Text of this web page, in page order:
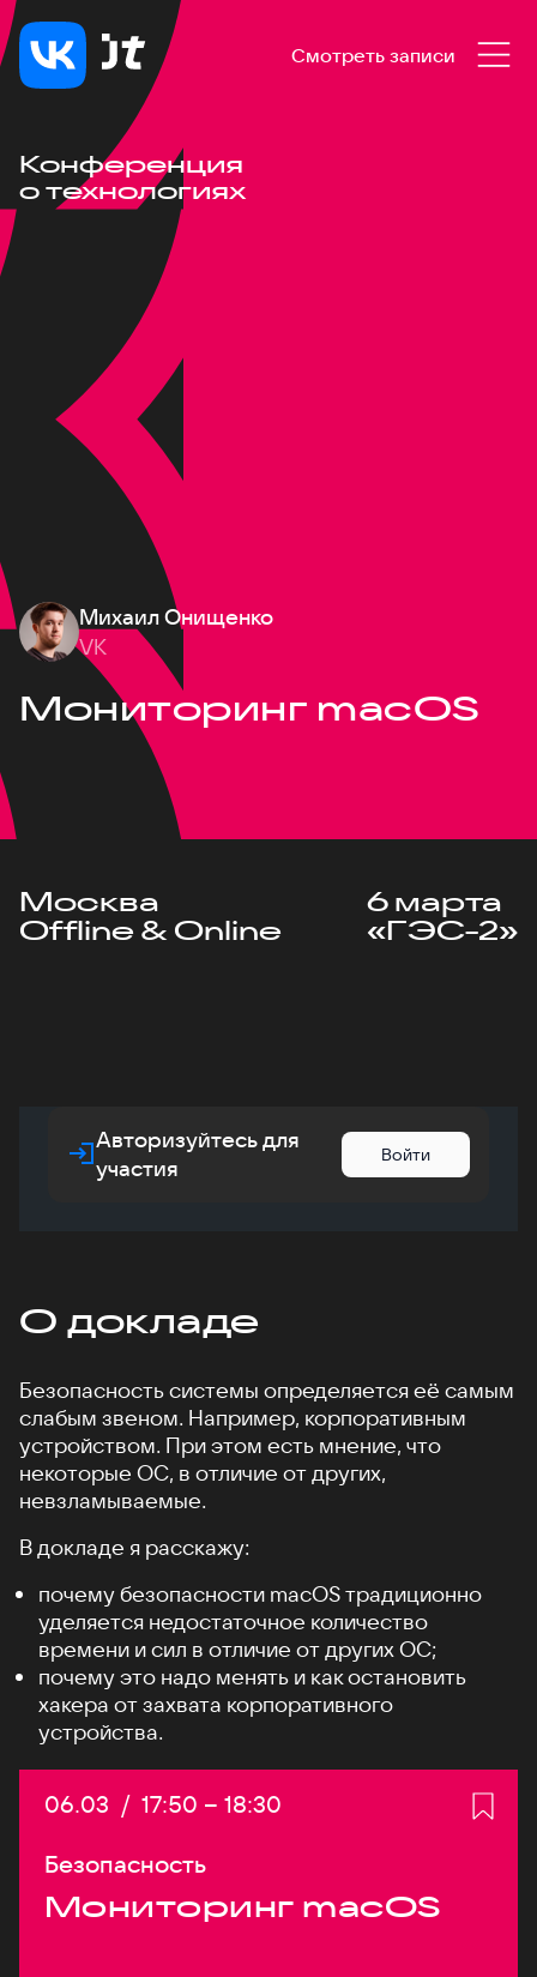
Смотреть записи
Конференция
о технологиях
Михаил Онищенко
VK
Мониторинг macOS
Москва
Offline & Online
6 марта
«ГЭС-2»
Авторизуйтесь для
участия
Войти
О докладе
Безопасность системы определяется её самым
слабым звеном. Например, корпоративным
устройством. При этом есть мнение, что
некоторые ОС, в отличие от других,
невзламываемые.
В докладе я расскажу:
почему безопасности macOS традиционно
уделяется недостаточное количество
времени и сил в отличие от других ОС;
почему это надо менять и как остановить
хакера от захвата корпоративного
устройства.
Дата:
06.03 / Начало:
17:50 – Конец:
18:30
Безопасность
Мониторинг macOS